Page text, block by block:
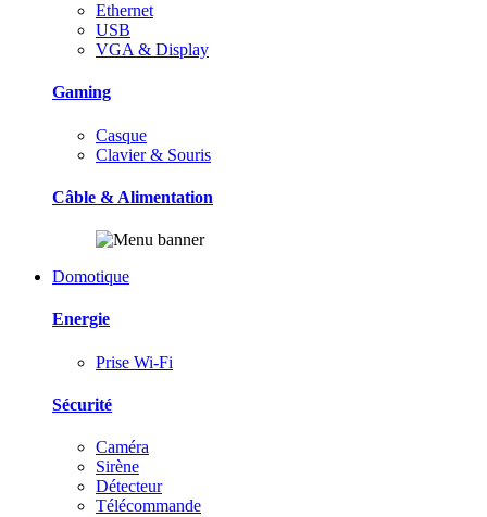
Ethernet
USB
VGA & Display
Gaming
Casque
Clavier & Souris
Câble & Alimentation
Domotique
Energie
Prise Wi-Fi
Sécurité
Caméra
Sirène
Détecteur
Télécommande